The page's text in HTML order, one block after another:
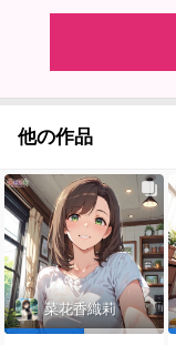
他の作品
菜花香織莉